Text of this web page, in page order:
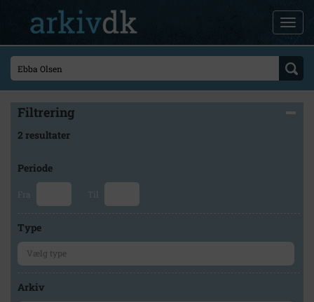
Filtrering
2 resultater
Periode
Fra Til
Type
Arkiv